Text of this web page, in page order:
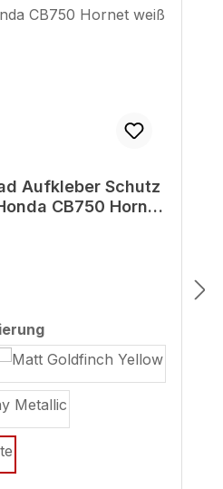
Aufkleber Schutz
CB750 Hornet
auswählen